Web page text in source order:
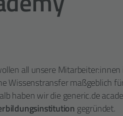
all unsere
Wissenstransfer maßgeblich
haben wir die generic.de
gegründet.